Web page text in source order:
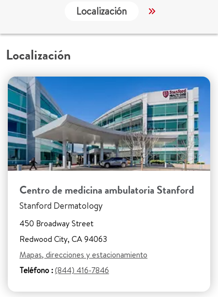
Localización Trabajo y
Localización
Centro de medicina ambulatoria Stanford
Stanford Dermatology
450 Broadway Street
Redwood City, CA 94063
Mapas, direcciones y estacionamiento
Teléfono :(844) 416-7846